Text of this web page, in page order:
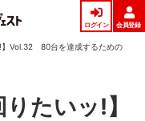
ログイン 会員登録
!】Vol.32 80台を達成するための
たいッ!】